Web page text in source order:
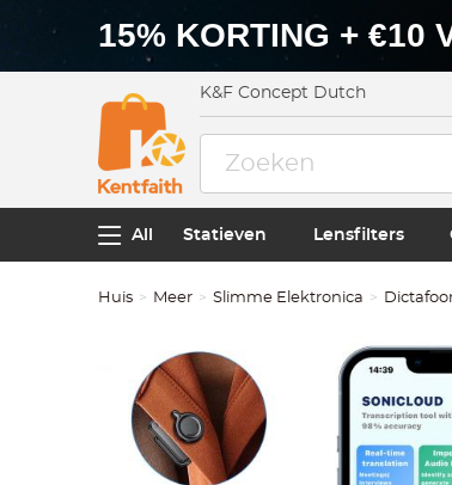
15% KORTING + €10
K&F Concept Dutch
All Statieven Lensfilters
Huis Meer Slimme Elektronica